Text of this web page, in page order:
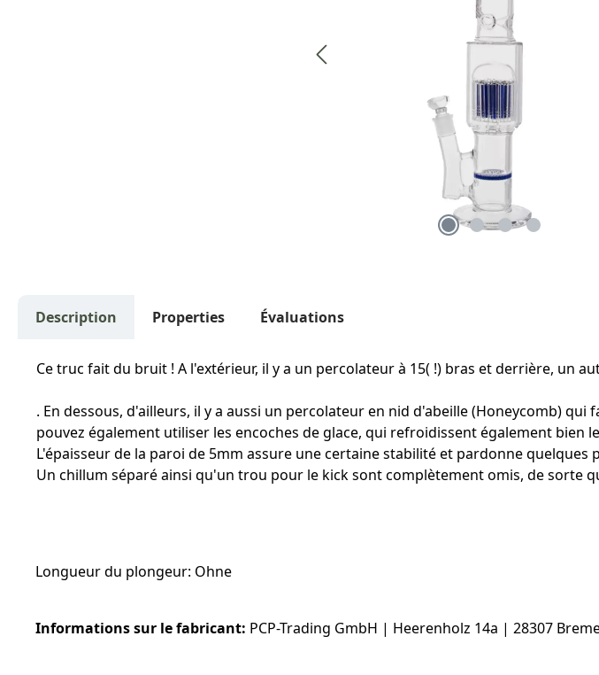
Description Properties Évaluations
Ce truc fait du bruit ! A l'extérieur, il y a un percolateur à 15( !) bras et derrière, un
. En dessous, d'ailleurs, il y a aussi un percolateur en nid d'abeille (Honeycomb)
pouvez également utiliser les encoches de glace, qui refroidissent également bien
L'épaisseur de la paroi de 5mm assure une certaine stabilité et pardonne quelques
Un chillum séparé ainsi qu'un trou pour le kick sont complètement omis, de sorte
Longueur du plongeur: Ohne
Informations sur le fabricant: PCP-Trading GmbH | Heerenholz 14a | 28307